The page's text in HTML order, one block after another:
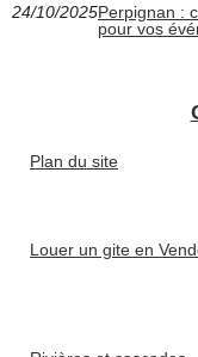
24/10/2025Perpignan :
pour vos
Plan du site
Louer un gite en